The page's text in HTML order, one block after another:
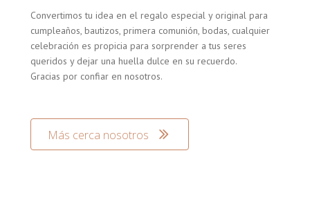
Convertimos tu idea en el regalo especial y original para
cumpleaños, bautizos, primera comunión, bodas, cualquier
celebración es propicia para sorprender a tus seres
queridos y dejar una huella dulce en su recuerdo.
Gracias por confiar en nosotros.
Más cerca nosotros